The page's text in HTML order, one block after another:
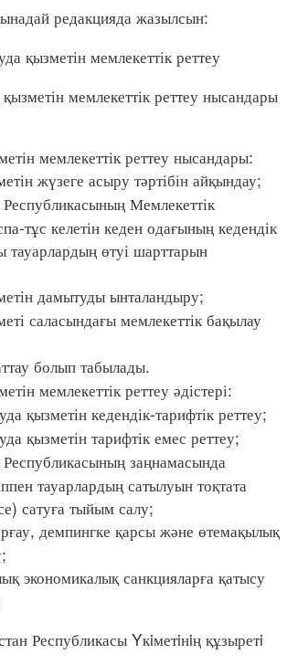
редакцияда жазылсын:
қызметін мемлекеттік реттеу
мемлекеттік реттеу нысандары
мемлекеттік реттеу нысандары:
жүзеге асыру тәртібін айқындау;
Мемлекеттік
тұс келетін кеден одағының кедендік
өтуі шарттарын
дамытуды ынталандыру;
саласындағы мемлекеттік бақылау
болып табылады.
мемлекеттік реттеу әдістері:
қызметін кедендік-тарифтік реттеу;
қызметін тарифтік емес реттеу;
заңнамасында
тауарлардың сатылуын тоқтата
сатуға тыйым салу;
демпингке қарсы және өтемақылық
экономикалық санкцияларға қатысу
Республикасы Yкiметiнiң құзыретi